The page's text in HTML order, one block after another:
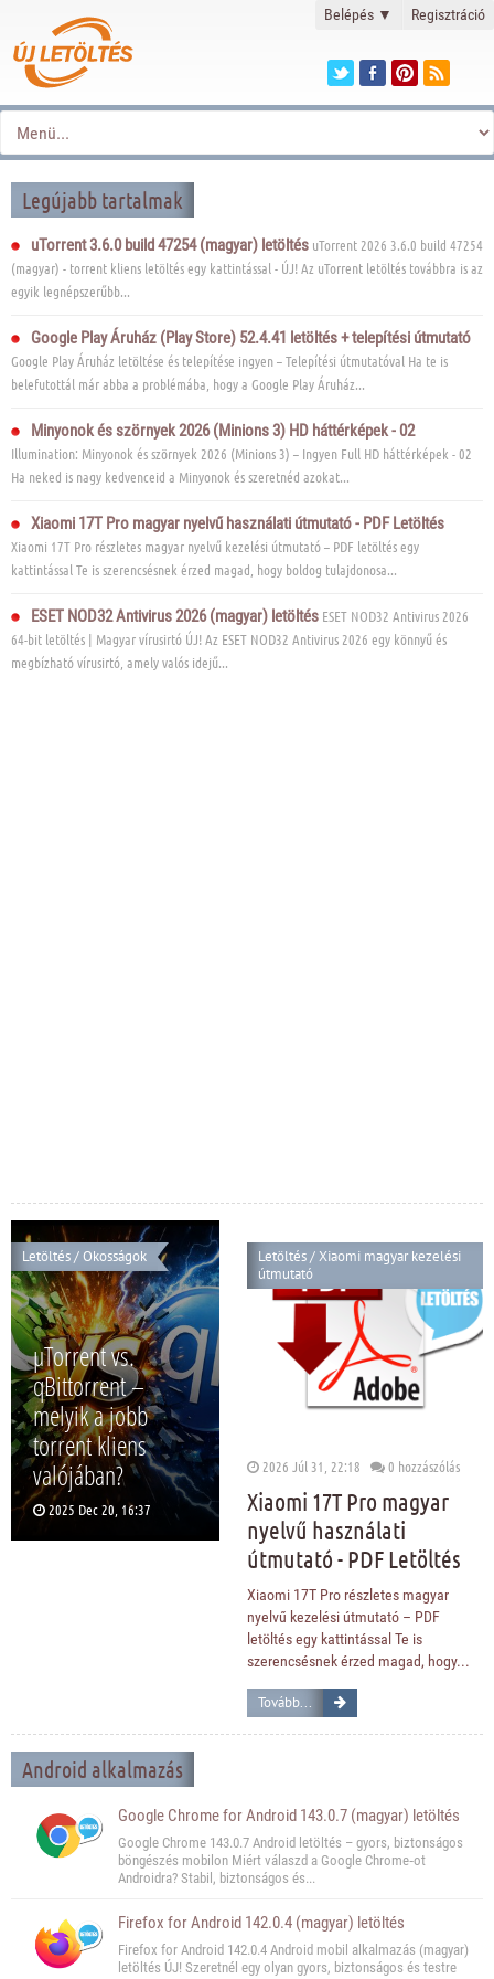
Belépés ▼ Regisztráció
Legújabb tartalmak
uTorrent 3.6.0 build 47254 (magyar) letöltés uTorrent 2026 3.6.0 build 47254
(magyar) - torrent kliens letöltés egy kattintással - ÚJ! Az uTorrent letöltés továbbra is az
egyik legnépszerűbb...
Google Play Áruház (Play Store) 52.4.41 letöltés + telepítési útmutató
Google Play Áruház letöltése és telepítése ingyen – Telepítési útmutatóval Ha te is
belefutottál már abba a problémába, hogy a Google Play Áruház...
Minyonok és szörnyek 2026 (Minions 3) HD háttérképek - 02
Illumination: Minyonok és szörnyek 2026 (Minions 3) – Ingyen Full HD háttérképek - 02
Ha neked is nagy kedvenceid a Minyonok és szeretnéd azokat...
Xiaomi 17T Pro magyar nyelvű használati útmutató - PDF Letöltés
Xiaomi 17T Pro részletes magyar nyelvű kezelési útmutató – PDF letöltés egy
kattintással Te is szerencsésnek érzed magad, hogy boldog tulajdonosa...
ESET NOD32 Antivirus 2026 (magyar) letöltés ESET NOD32 Antivirus 2026
64-bit letöltés | Magyar vírusirtó ÚJ! Az ESET NOD32 Antivirus 2026 egy könnyű és
megbízható vírusirtó, amely valós idejű...
Letöltés/Okosságok
µTorrent vs.
qBittorrent –
melyik a jobb
torrent kliens
valójában?
2025 Dec 20, 16:37
Letöltés/Xiaomi magyar kezelési
útmutató
2026 Júl 31, 22:18 0 hozzászólás
Xiaomi 17T Pro magyar
nyelvű használati
útmutató - PDF Letöltés
Xiaomi 17T Pro részletes magyar
nyelvű kezelési útmutató – PDF
letöltés egy kattintással Te is
szerencsésnek érzed magad, hogy...
Tovább...
Android alkalmazás
Google Chrome for Android 143.0.7 (magyar) letöltés
Google Chrome 143.0.7 Android letöltés – gyors, biztonságos
böngészés mobilon Miért válaszd a Google Chrome‑ot
Androidra? Stabil, biztonságos és...
Firefox for Android 142.0.4 (magyar) letöltés
Firefox for Android 142.0.4 Android mobil alkalmazás (magyar)
letöltés ÚJ! Szeretnél egy olyan gyors, biztonságos és testre